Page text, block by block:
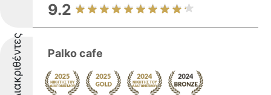
9.2
Διακριθέντες Palko cafe